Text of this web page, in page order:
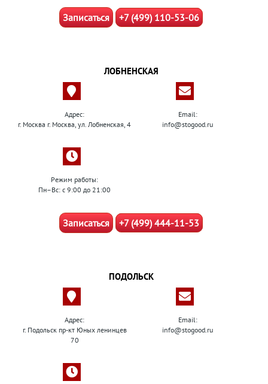
Записаться +7 (499) 110-53-06
ЛОБНЕНСКАЯ
Адрес:
г. Москва г. Москва, ул. Лобненская, 4
Email:
info@stogood.ru
Режим работы:
Пн–Вс: с 9:00 до 21:00
Записаться +7 (499) 444-11-53
ПОДОЛЬСК
Адрес:
г. Подольск пр-кт Юных ленинцев
70
Email:
info@stogood.ru